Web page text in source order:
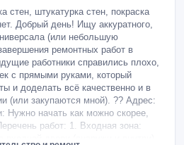
выполняют: — черновые
— малярные работы; —
напольных покрытий; —
— монтаж и другие отделочные
работы на объектах ?
работ ? Соблюдение сроков ?
объекту ? Аккуратность ? Умение
? Наличие собственного
стабильно и на долгосрочной
на один объект. Нам нужны
с которыми можно выстроить
стен, штукатурка стен, покраска
Добрый день! Ищу аккуратного,
(или небольшую
ремонтных работ в
работники справились плохо,
с прямыми руками, который
и доделать всё качественно и в
(или закупаются мной). ?? Адрес:
Нужно начать как можно скорее,
работ: 1. Входная зона:
входной двери (снаружи и внутри).